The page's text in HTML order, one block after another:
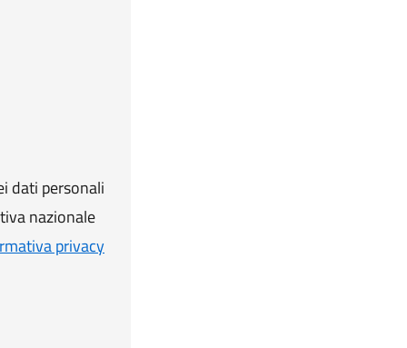
dati personali
nazionale
privacy